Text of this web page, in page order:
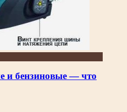
и бензиновые — что